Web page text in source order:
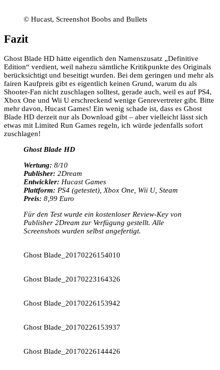
© Hucast, Screenshot Boobs and Bullets
Fazit
Ghost Blade HD hätte eigentlich den Namenszusatz „Definitive
Edition“ verdient, weil nahezu sämtliche Kritikpunkte des Originals
berücksichtigt und beseitigt wurden. Bei dem geringen und mehr als
fairen Kaufpreis gibt es eigentlich keinen Grund, warum du als
Shooter-Fan nicht zuschlagen solltest, gerade auch, weil es auf PS4,
Xbox One und Wii U erschreckend wenige Genrevertreter gibt. Bitte
mehr davon, Hucast Games! Ein wenig schade ist, dass es Ghost
Blade HD derzeit nur als Download gibt – aber vielleicht lässt sich
etwas mit Limited Run Games regeln, ich würde jedenfalls sofort
zuschlagen!
Ghost Blade HD
Wertung: 8/10
Publisher: 2Dream
Entwickler: Hucast Games
Plattform: PS4 (getestet), Xbox One, Wii U, Steam
Preis: 8,99 Euro
Für den Test wurde ein kostenloser Review-Key von
Publisher 2Dream zur Verfügung gestellt. Alle
Screenshots wurden selbst angefertigt.
Ghost Blade_20170226154010
Ghost Blade_20170223164326
Ghost Blade_20170226153942
Ghost Blade_20170226153937
Ghost Blade_20170226144426